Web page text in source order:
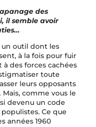
des
il semble avoir
outil dont les
à la fois pour fuir
des forces cachées
toute
leurs opposants
Mais, comme vous le
devenu un code
Ce que
années 1960